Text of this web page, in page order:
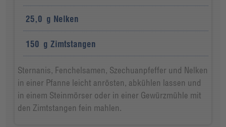
25,0 g Nelken
150 g Zimtstangen
Sternanis, Fenchelsamen, Szechuanpfeffer und Nelken
in einer Pfanne leicht anrösten, abkühlen lassen und
in einem Steinmörser oder in einer Gewürzmühle mit
den Zimtstangen fein mahlen.